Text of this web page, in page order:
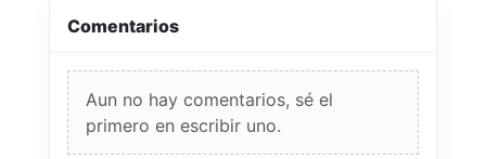
Comentarios
Aun no hay comentarios, sé el
primero en escribir uno.